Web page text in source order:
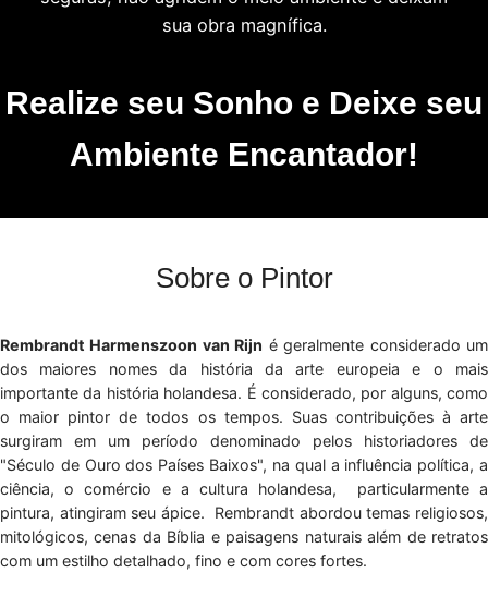
sua obra magnífica.
Realize seu Sonho e Deixe seu
Ambiente Encantador!
Sobre o Pintor
Rembrandt Harmenszoon van Rijn é geralmente considerado um
dos maiores nomes da história da arte europeia e o mais
importante da história holandesa. É considerado, por alguns, como
o maior pintor de todos os tempos. Suas contribuições à arte
surgiram em um período denominado pelos historiadores de
"Século de Ouro dos Países Baixos", na qual a influência política, a
ciência, o comércio e a cultura holandesa, particularmente a
pintura, atingiram seu ápice. Rembrandt abordou temas religiosos,
mitológicos, cenas da Bíblia e paisagens naturais além de retratos
com um estilho detalhado, fino e com cores fortes.